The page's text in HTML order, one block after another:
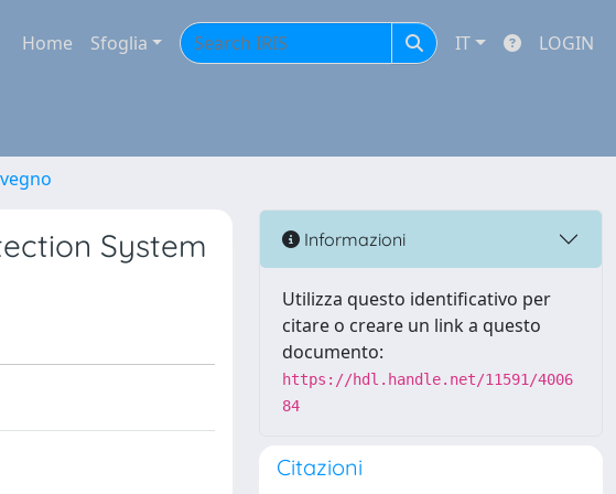
Home Sfoglia IT LOGIN
System Informazioni
Utilizza questo identificativo per
citare o creare un link a questo
documento:
https://hdl.handle.net/11591/4006
84
Citazioni